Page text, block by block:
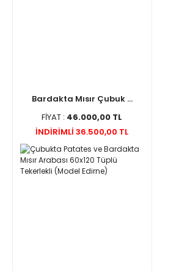
Bardakta Mısır Çubuk ...
FİYAT : 46.000,00 TL
İNDİRİMLİ 36.500,00 TL